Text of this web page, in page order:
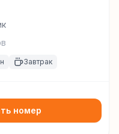
Завтрак
номер